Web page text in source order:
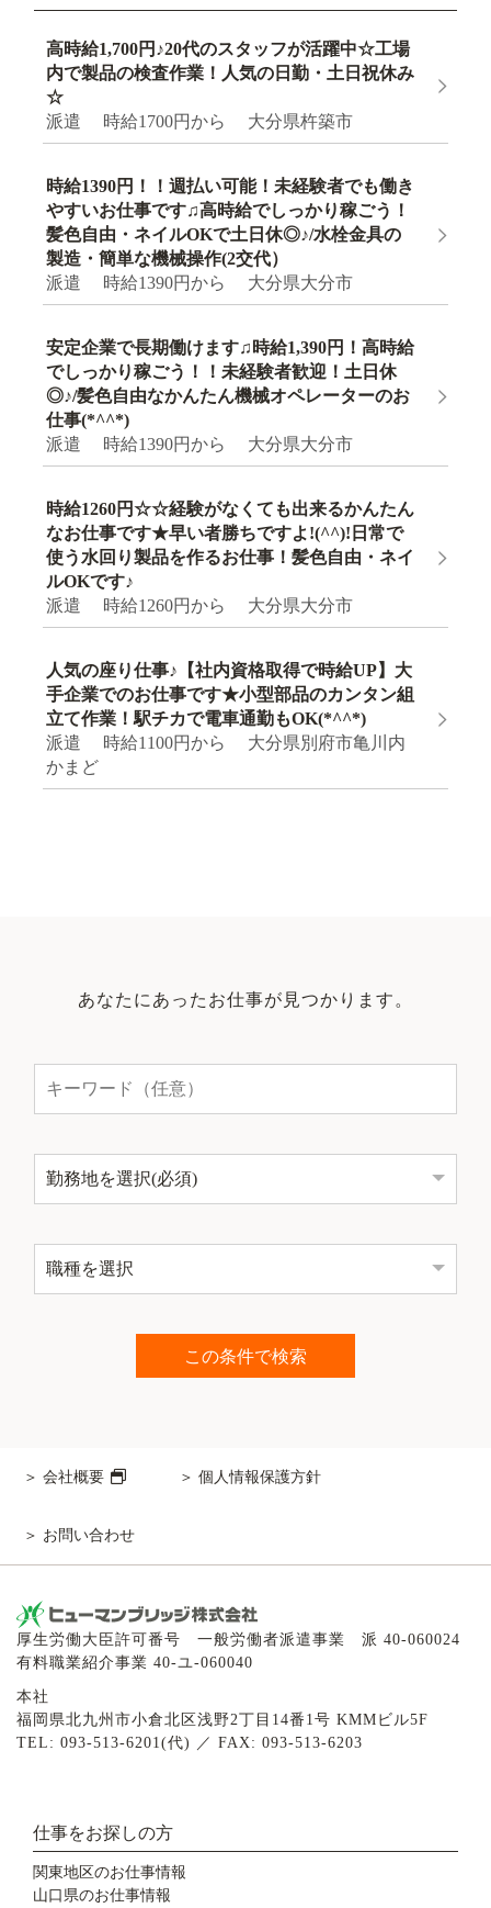
高時給1,700円♪20代のスタッフが活躍中☆工場
内で製品の検査作業！人気の日勤・土日祝休み
☆
派遣 時給1700円から 大分県杵築市
時給1390円！！週払い可能！未経験者でも働き
やすいお仕事です♫高時給でしっかり稼ごう！
髪色自由・ネイルOKで土日休◎♪/水栓金具の
製造・簡単な機械操作(2交代）
派遣 時給1390円から 大分県大分市
安定企業で長期働けます♫時給1,390円！高時給
でしっかり稼ごう！！未経験者歓迎！土日休
◎♪/髪色自由なかんたん機械オペレーターのお
仕事(*^^*)
派遣 時給1390円から 大分県大分市
時給1260円☆☆経験がなくても出来るかんたん
なお仕事です★早い者勝ちですよ!(^^)!日常で
使う水回り製品を作るお仕事！髪色自由・ネイ
ルOKです♪
派遣 時給1260円から 大分県大分市
人気の座り仕事♪【社内資格取得で時給UP】大
手企業でのお仕事です★小型部品のカンタン組
立て作業！駅チカで電車通勤もOK(*^^*)
派遣 時給1100円から 大分県別府市亀川内
かまど
あなたにあったお仕事が見つかります。
会社概要 個人情報保護方針
お問い合わせ
厚生労働大臣許可番号 一般労働者派遣事業 派 40-060024
有料職業紹介事業 40-ユ-060040
本社
福岡県北九州市小倉北区浅野2丁目14番1号 KMMビル5F
TEL: 093-513-6201(代) ／ FAX: 093-513-6203
仕事をお探しの方
関東地区のお仕事情報
山口県のお仕事情報